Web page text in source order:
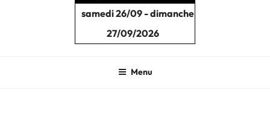
samedi 26/09 - dimanche
27/09/2026
Menu